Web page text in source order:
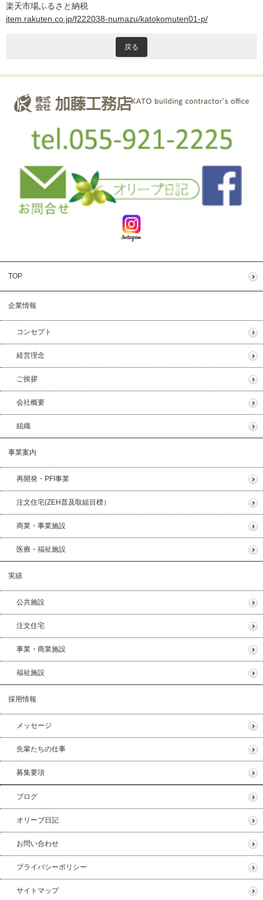
BLOG
楽天市場ふるさと納税
item.rakuten.co.jp/f222038-numazu/katokomuten01-p/
戻る
TOP
企業情報
コンセプト
経営理念
ご挨拶
会社概要
組織
事業案内
再開発・PFI事業
注文住宅(ZEH普及取組目標）
商業・事業施設
医療・福祉施設
実績
公共施設
注文住宅
事業・商業施設
福祉施設
採用情報
メッセージ
先輩たちの仕事
募集要項
ブログ
オリーブ日記
お問い合わせ
プライバシーポリシー
サイトマップ